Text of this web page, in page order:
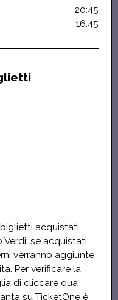
20:45
16:45
acquistati
se acquistati
verranno aggiunte
Per verificare la
di cliccare qua
su TicketOne è